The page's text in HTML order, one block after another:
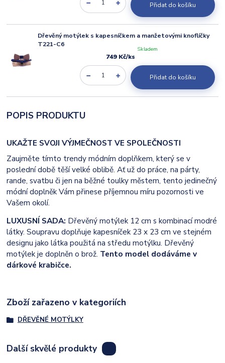
Přidat do košíku
Dřevěný motýlek s kapesníčkem a manžetovými knoflíčky
T221-C6
749 Kč/ks
Skladem
Přidat do košíku
POPIS PRODUKTU
UKAŽTE SVOJI VÝJMEČNOST VE SPOLEČNOSTI
Zaujměte tímto trendy módním doplňkem, který se v
poslední době těší velké oblibě. Ať už do práce, na párty,
rande, svatbu či jen na běžné toulky městem, tento jedinečný
módní doplněk Vám přinese příjemnou míru pozornosti ve
Vašem okolí.
LUXUSNÍ SADA: Dřevěný motýlek 12 cm s kombinací modré
látky. Soupravu doplňuje kapesníček 23 x 23 cm ve stejném
designu jako látka použitá na středu motýlku. Dřevěný
motýlek je doplněn o brož. Tento model dodáváme v
dárkové krabičce.
Zboží zařazeno v kategoriích
DŘEVĚNÉ MOTÝLKY
Další skvělé produkty